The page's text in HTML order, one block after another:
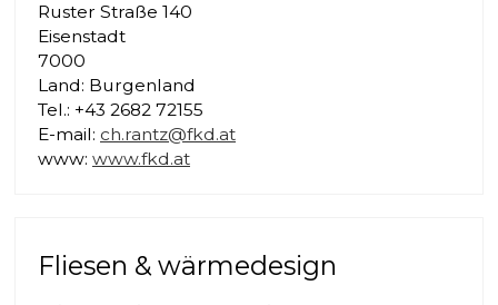
Ruster Straße 140
Eisenstadt
7000
Land: Burgenland
Tel.: +43 2682 72155
E-mail: ch.rantz@fkd.at
www: www.fkd.at
Fliesen & wärmedesign